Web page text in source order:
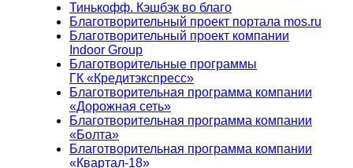
Тинькофф. Кэшбэк во благо
Благотворительный проект портала mos.ru
Благотворительный проект компании
Indoor Group
Благотворительные программы
ГК «Кредитэкспресс»
Благотворительная программа компании
«Дорожная сеть»
Благотворительная программа компании
«Болта»
Благотворительная программа компании
«Квартал-18»